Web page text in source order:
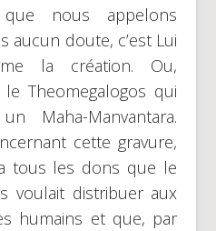
nous appelons
aucun doute, c’est Lui
la création. Ou,
Theomegalogos qui
Maha-Manvantara.
cette gravure,
tous les dons que le
voulait distribuer aux
humains et que, par